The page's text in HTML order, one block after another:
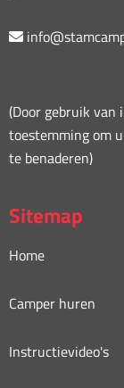
(Door gebruik van
toestemming om
te benaderen)
Sitemap
Home
Camper huren
Instructievideo's